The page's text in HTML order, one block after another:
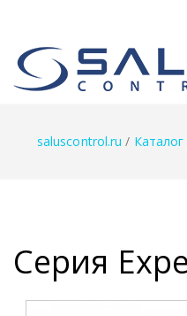
saluscontrol.ru / Каталог
Серия